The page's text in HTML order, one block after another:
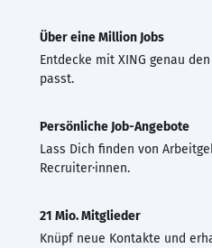
Über eine Million Jobs
Entdecke mit XING genau
passt.
Persönliche Job-Angebote
Lass Dich finden von
Recruiter·innen.
21 Mio. Mitglieder
Knüpf neue Kontakte und